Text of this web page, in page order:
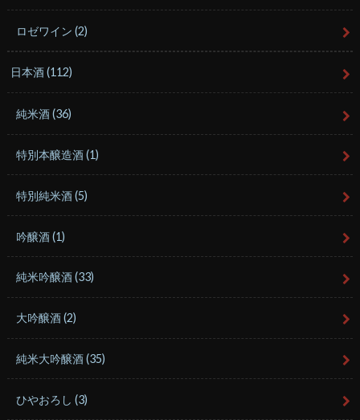
ロゼワイン(2)
日本酒(112)
純米酒(36)
特別本醸造酒(1)
特別純米酒(5)
吟醸酒(1)
純米吟醸酒(33)
大吟醸酒(2)
純米大吟醸酒(35)
ひやおろし(3)